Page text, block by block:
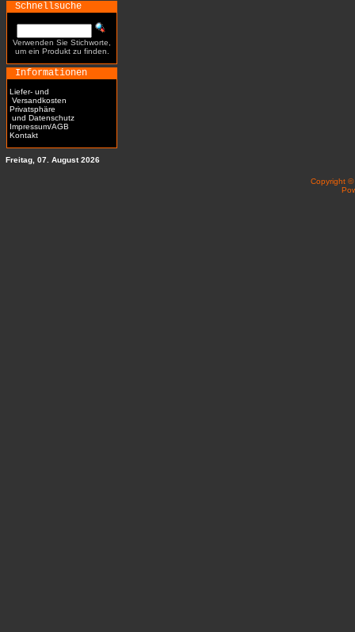
Schnellsuche
Verwenden Sie Stichworte,
um ein Produkt zu finden.
Informationen
Liefer- und
Versandkosten
Privatsphäre
und Datenschutz
Impressum/AGB
Kontakt
Freitag, 07. August 2026
Copyright